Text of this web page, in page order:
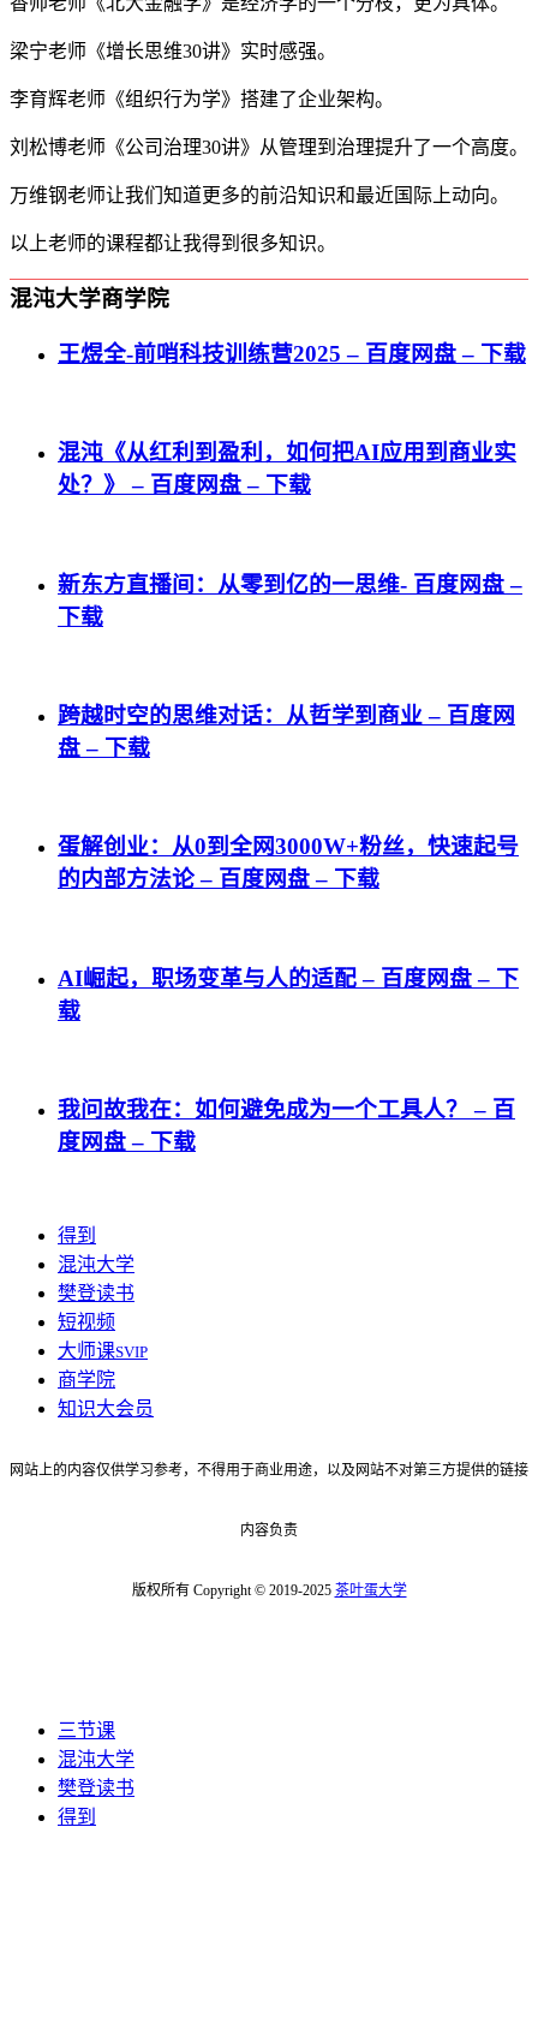
梁宁老师《增长思维30讲》实时感强。
李育辉老师《组织行为学》搭建了企业架构。
刘松博老师《公司治理30讲》从管理到治理提升了一个高度。
万维钢老师让我们知道更多的前沿知识和最近国际上动向。
以上老师的课程都让我得到很多知识。
混沌大学商学院
王煜全-前哨科技训练营2025 – 百度网盘 – 下载
混沌《从红利到盈利，如何把AI应用到商业实
处？》 – 百度网盘 – 下载
新东方直播间：从零到亿的一思维- 百度网盘 –
下载
跨越时空的思维对话：从哲学到商业 – 百度网
盘 – 下载
蛋解创业：从0到全网3000W+粉丝，快速起号
的内部方法论 – 百度网盘 – 下载
AI崛起，职场变革与人的适配 – 百度网盘 – 下
载
我问故我在：如何避免成为一个工具人？ – 百
度网盘 – 下载
得到
混沌大学
樊登读书
短视频
大师课SVIP
商学院
知识大会员
网站上的内容仅供学习参考，不得用于商业用途，以及网站不对第三方提供的链接
内容负责
版权所有 Copyright © 2019-2025 茶叶蛋大学
三节课
混沌大学
樊登读书
得到